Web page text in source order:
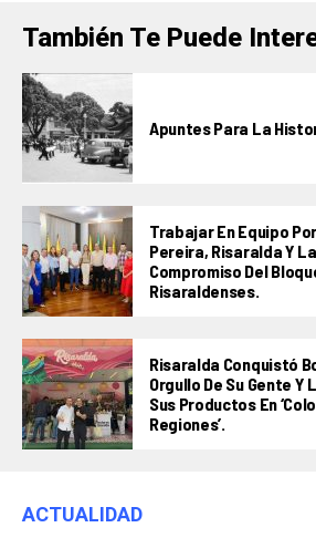
También Te Puede
Apuntes Para La
Trabajar En Equipo
Pereira, Risaralda Y
Compromiso Del
Risaraldenses.
Risaralda Conquistó
Orgullo De Su Gente Y
Sus Productos En
Regiones’.
ACTUALIDAD